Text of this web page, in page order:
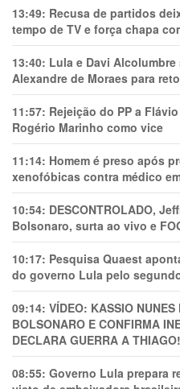
13:49: Recusa de partidos
tempo de TV e força chapa
13:40: Lula e Davi
Alexandre de Moraes para
11:57: Rejeição do PP a
Rogério Marinho como vice
11:14: Homem é preso após
xenofóbicas contra médico
10:54: DESCONTROLADO,
Bolsonaro, surta ao vivo e
10:17: Pesquisa Quaest
do governo Lula pelo
09:14: VÍDEO: KASSIO
BOLSONARO E CONFIRMA
DECLARA GUERRA A
08:55: Governo Lula prepara